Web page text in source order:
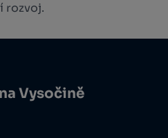
rozvoj.
Vysočině